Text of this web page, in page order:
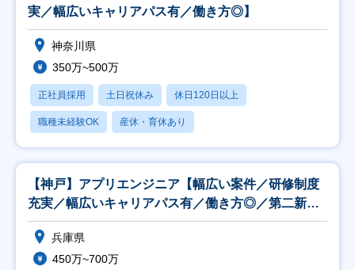
実／幅広いキャリアパス有／働き方◎】
神奈川県
350万~500万
正社員採用 土日祝休み 休日120日以上
職種未経験OK 産休・育休あり
【神戸】アプリエンジニア【幅広い案件／研修制度
充実／幅広いキャリアパス有／働き方◎／第二新卒
歓迎】
兵庫県
450万~700万